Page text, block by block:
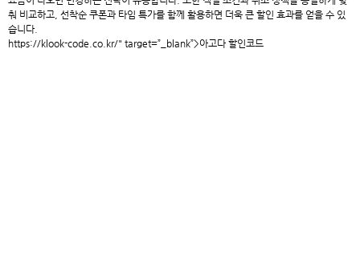
춰 비교하고, 선착순 쿠폰과 타임 특가를 함께 활용하면 더욱 큰 할인 효과를 얻을 수 있
습니다.
https://klook-code.co.kr/" target=”_blank”>아고다 할인코드